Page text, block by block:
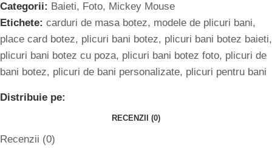
Categorii: Baieti, Foto, Mickey Mouse
Etichete: carduri de masa botez, modele de plicuri bani,
place card botez, plicuri bani botez, plicuri bani botez baieti,
plicuri bani botez cu poza, plicuri bani botez foto, plicuri de
bani botez, plicuri de bani personalizate, plicuri pentru bani
Distribuie pe:
RECENZII (0)
Recenzii (0)